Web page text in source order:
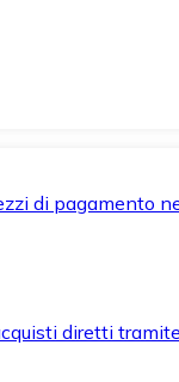
di pagamento
diretti